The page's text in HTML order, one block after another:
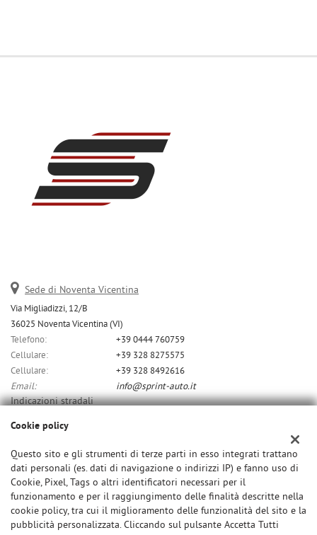
Sede di Noventa Vicentina
Via Migliadizzi, 12/B
36025 Noventa Vicentina (VI)
Telefono:
+39 0444 760759
Cellulare:
+39 328 8275575
Cellulare:
+39 328 8492616
Email:
info@sprint-auto.it
Indicazioni stradali
Dati fiscali:
C.F/P.IVA:01532370291
Cookie policy
Questo sito e gli strumenti di terze parti in esso integrati trattano
dati personali (es. dati di navigazione o indirizzi IP) e fanno uso di
Cookie, Pixel, Tags o altri identificatori necessari per il
funzionamento e per il raggiungimento delle finalità descritte nella
cookie policy, tra cui il miglioramento delle funzionalità del sito e la
pubblicità personalizzata. Cliccando sul pulsante Accetta Tutti